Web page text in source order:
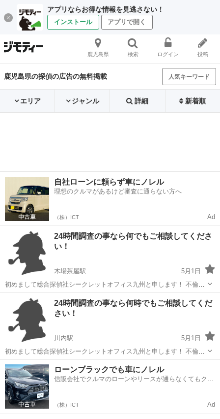
アプリならお得な情報を見逃さない！
インストール アプリで開く
鹿児島県 検索 ログイン 投稿
鹿児島県の探偵の広告の無料掲載 人気キーワード
エリア ジャンル 詳細 新着順
自社ローンに頼らず車にノレル
理想のクルマがあるけど審査に通らない方へ
（株）ICT Ad
24時間調査の事なら何でもご相談してくださ
い！
木場茶屋駅
5月1日
初めまして総合探偵社シークレットオフィス九州と申します！ 不倫、
浮気、身辺、行動、詐欺 24時間いつでもお気軽にご遠慮なくご相談し
てください！ 070-5498-2127 お待ちしております！
いちき串木野市 木場茶屋駅 探偵 シークレット
24時間調査の事なら何時でもご相談してくだ
さい！
川内駅
5月1日
初めまして総合探偵社シークレットオフィス九州と申します！ 不倫、
浮気、身辺、行動、詐欺 24時間何時でもお気軽にご遠慮なくご相談し
てください！ 070-5498-2127 お待ちしております！
鹿児島 薩摩川内市 川内駅 探偵
ローンブラックでも車にノレル
信販会社でクルマのローンやリースが通らなくてもクル
（株）ICT Ad